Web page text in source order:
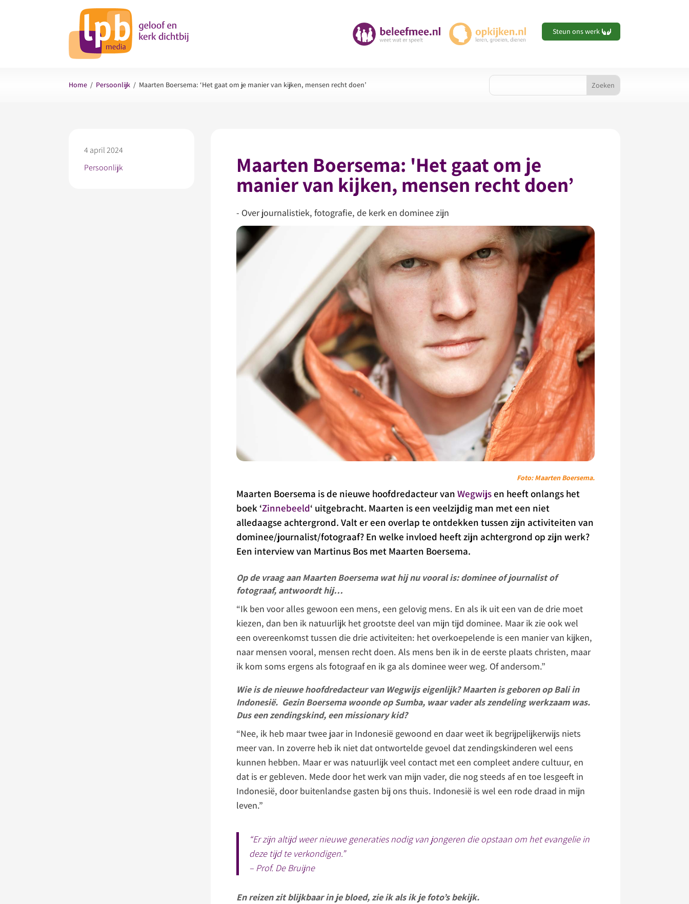
Steun ons werk
Home / Persoonlijk / Maarten Boersema: ‘Het gaat om je manier van kijken, mensen recht doen’
4 april 2024
Persoonlijk
Maarten Boersema: 'Het gaat om je
manier van kijken, mensen recht doen’
- Over journalistiek, fotografie, de kerk en dominee zijn
Foto: Maarten Boersema.
Maarten Boersema is de nieuwe hoofdredacteur vanWegwijsen heeft onlangs het
boek ‘Zinnebeeld‘ uitgebracht. Maarten is een veelzijdig man met een niet
alledaagse achtergrond. Valt er een overlap te ontdekken tussen zijn activiteiten van
dominee/journalist/fotograaf? En welke invloed heeft zijn achtergrond op zijn werk?
Een interview van Martinus Bos met Maarten Boersema.
Op de vraag aan Maarten Boersema wat hij nu vooral is: dominee of journalist of
fotograaf, antwoordt hij…
“Ik ben voor alles gewoon een mens, een gelovig mens. En als ik uit een van de drie moet
kiezen, dan ben ik natuurlijk het grootste deel van mijn tijd dominee. Maar ik zie ook wel
een overeenkomst tussen die drie activiteiten: het overkoepelende is een manier van kijken,
naar mensen vooral, mensen recht doen. Als mens ben ik in de eerste plaats christen, maar
ik kom soms ergens als fotograaf en ik ga als dominee weer weg. Of andersom.”
Wie is de nieuwe hoofdredacteur van Wegwijs eigenlijk? Maarten is geboren op Bali in
Indonesië. Gezin Boersema woonde op Sumba, waar vader als zendeling werkzaam was.
Dus een zendingskind, een missionary kid?
“Nee, ik heb maar twee jaar in Indonesië gewoond en daar weet ik begrijpelijkerwijs niets
meer van. In zoverre heb ik niet dat ontwortelde gevoel dat zendingskinderen wel eens
kunnen hebben. Maar er was natuurlijk veel contact met een compleet andere cultuur, en
dat is er gebleven. Mede door het werk van mijn vader, die nog steeds af en toe lesgeeft in
Indonesië, door buitenlandse gasten bij ons thuis. Indonesië is wel een rode draad in mijn
leven.”
“Er zijn altijd weer nieuwe generaties nodig van jongeren die opstaan om het evangelie in
deze tijd te verkondigen.”
– Prof. De Bruijne
En reizen zit blijkbaar in je bloed, zie ik als ik je foto’s bekijk.